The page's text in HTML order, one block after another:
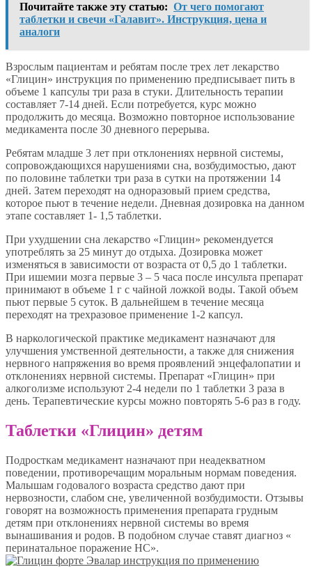
Почитайте также эту статью: От чего помогают
таблетки и свечи «Галавит». Инструкция, цена и
аналоги
Взрослым пациентам и ребятам после трех лет лекарство
«Глицин» инструкция по применению предписывает пить в
объеме 1 капсулы три раза в стуки. Длительность терапии
составляет 7-14 дней. Если потребуется, курс можно
продолжить до месяца. Возможно повторное использование
медикамента после 30 дневного перерыва.
Ребятам младше 3 лет при отклонениях нервной системы,
сопровождающихся нарушениями сна, возбудимостью, дают
по половине таблетки три раза в сутки на протяжении 14
дней. Затем переходят на одноразовый прием средства,
которое пьют в течение недели. Дневная дозировка на данном
этапе составляет 1- 1,5 таблетки.
При ухудшении сна лекарство «Глицин» рекомендуется
употреблять за 25 минут до отдыха. Дозировка может
изменяться в зависимости от возраста от 0,5 до 1 таблетки.
При ишемии мозга первые 3 – 5 часа после инсульта препарат
принимают в объеме 1 г с чайной ложкой воды. Такой объем
пьют первые 5 суток. В дальнейшем в течение месяца
переходят на трехразовое применение 1-2 капсул.
В наркологической практике медикамент назначают для
улучшения умственной деятельности, а также для снижения
нервного напряжения во время проявлений энцефалопатии и
отклонениях нервной системы. Препарат «Глицин» при
алкоголизме используют 2-4 недели по 1 таблетки 3 раза в
день. Терапевтические курсы можно повторять 5-6 раз в году.
Таблетки «Глицин» детям
Подросткам медикамент назначают при неадекватном
поведении, противоречащим моральным нормам поведения.
Малышам годовалого возраста средство дают при
нервозности, слабом сне, увеличенной возбудимости. Отзывы
говорят на возможность применения препарата грудным
детям при отклонениях нервной системы во время
вынашивания и родов. В подобном случае ставят диагноз «
перинатальное поражение НС».